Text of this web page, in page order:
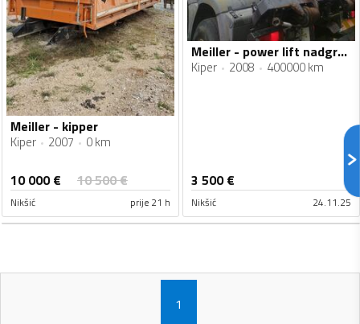
Meiller - kipper
Kiper 2007 0 km
10 000€ 10 500€
Nikšić prije 21 h
Meiller - power lift nadgradnja
Kiper 2008 400000 km
3 500€
Nikšić 24.11.25
1